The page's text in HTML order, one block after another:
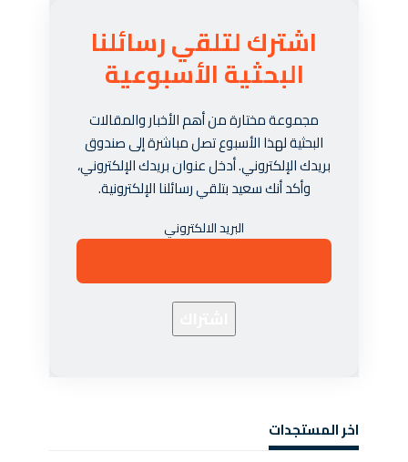
اشترك لتلقي رسائلنا
البحثية الأسبوعية
مجموعة مختارة من أهم الأخبار والمقالات
البحثية لهذا الأسبوع تصل مباشرة إلى صندوق
بريدك الإلكتروني. أدخل عنوان بريدك الإلكتروني،
وأكد أنك سعيد بتلقي رسائلنا الإلكترونية.
البريد الالكتروني
اخر المستجدات